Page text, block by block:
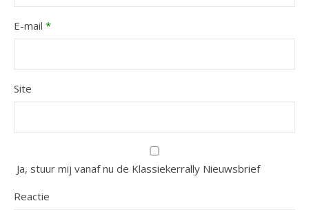
E-mail *
Site
Ja, stuur mij vanaf nu de Klassiekerrally Nieuwsbrief
Reactie